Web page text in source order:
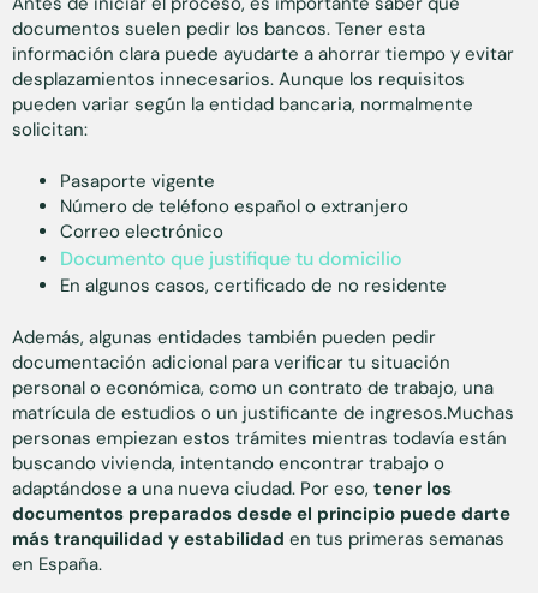
documentos suelen pedir los bancos. Tener esta
información clara puede ayudarte a ahorrar tiempo y evitar
desplazamientos innecesarios. Aunque los requisitos
pueden variar según la entidad bancaria, normalmente
solicitan:
Pasaporte vigente
Número de teléfono español o extranjero
Correo electrónico
Documento que justifique tu domicilio
En algunos casos, certificado de no residente
Además, algunas entidades también pueden pedir
documentación adicional para verificar tu situación
personal o económica, como un contrato de trabajo, una
matrícula de estudios o un justificante de ingresos.Muchas
personas empiezan estos trámites mientras todavía están
buscando vivienda, intentando encontrar trabajo o
adaptándose a una nueva ciudad. Por eso, tener los
documentos preparados desde el principio puede darte
más tranquilidad y estabilidad en tus primeras semanas
en España.